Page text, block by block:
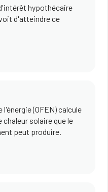
hypothécaire
d'atteindre ce
(OFEN) calcule
solaire que le
peut produire.